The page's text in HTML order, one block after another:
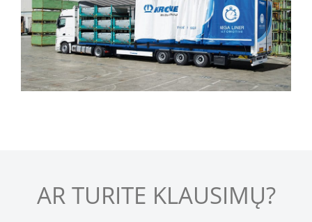
AR TURITE KLAUSIMŲ?